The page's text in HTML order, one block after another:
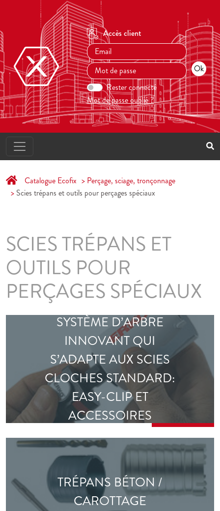
Accès client
Rester connecté
Mot de passe oublié ?
Catalogue Ecofix
Perçage, sciage, tronçonnage
Scies trépans et outils pour perçages spéciaux
SCIES TRÉPANS ET
OUTILS POUR
PERÇAGES SPÉCIAUX
SYSTÈME D’ARBRE
INNOVANT QUI
S’ADAPTE AUX SCIES
CLOCHES STANDARD:
EASY-CLIP ET
ACCESSOIRES
TRÉPANS BÉTON /
CAROTTAGE